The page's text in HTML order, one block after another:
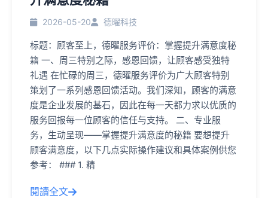
2026-05-20 德曜科技
标题：顾客至上，德曜服务评价：掌握提升满意度秘
籍 一、周三特别之际，感恩回馈，让顾客感受独特
礼遇 在忙碌的周三，德曜服务评价为广大顾客特别
策划了一系列感恩回馈活动。我们深知，顾客的满意
度是企业发展的基石，因此在每一天都力求以优质的
服务回报每一位顾客的信任与支持。 二、专业服
务，生动呈现——掌握提升满意度的秘籍 要想提升
顾客满意度，以下几点实际操作建议和具体案例供您
参考： ### 1. 精
閱讀全文